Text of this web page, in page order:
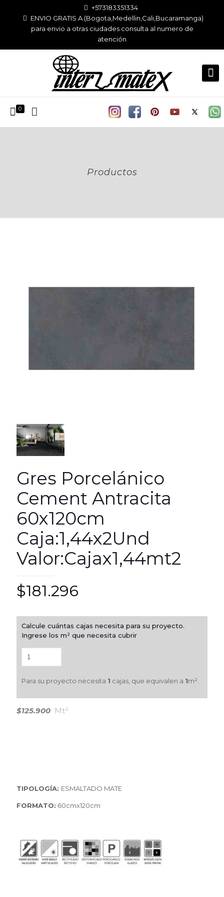
+573183351334
ENVIO GRATIS A (Bogota,Medellin,Cali,Bucaramanga)
para envio a otras ciudades consulta al numero de
atención
0
Productos
Gres Porcelánico
Cement Antracita
60x120cm
Caja:1,44x2Und
Valor:Cajax1,44mt2
$181.296
Calcule cuántas cajas necesita para su proyecto.
Ingrese los m² que necesita cubrir
Para su proyecto necesita 1 cajas, que equivalen a 1m².
$125.900 Mt²
TIPOLOGÍA: ESMALTADO MATE
FORMATO: 60cmx120cm